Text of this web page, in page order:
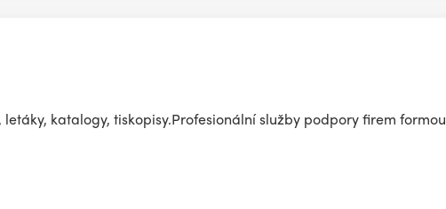
katalogy, tiskopisy.Profesionální služby podpory firem formou